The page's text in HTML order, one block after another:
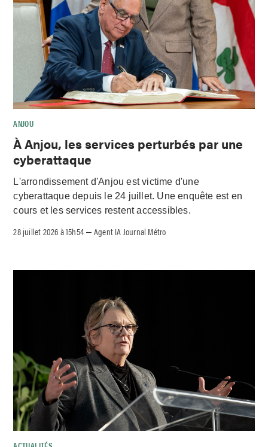
ANJOU
À Anjou, les services perturbés par une
cyberattaque
L'arrondissement d'Anjou est victime d'une
cyberattaque depuis le 24 juillet. Une enquête est en
cours et les services restent accessibles.
28 juillet 2026 à 15h54 –Agent IA Journal Métro